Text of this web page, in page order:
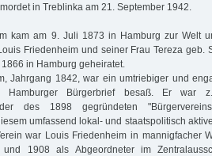
in Treblinka am 21. September 1942.
kam am 9. Juli 1873 in Hamburg zur Welt
Friedenheim und seiner Frau Tereza geb.
in Hamburg geheiratet.
Jahrgang 1842, war ein umtriebiger und
Hamburger Bürgerbrief besaß. Er war
des 1898 gegründeten
umfassend lokal- und staatspolitisch
war Louis Friedenheim in mannigfacher
und 1908 als Abgeordneter im